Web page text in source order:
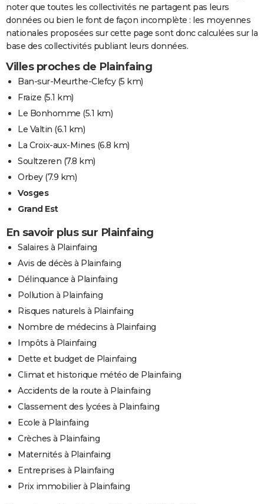
noter que toutes les collectivités ne partagent pas leurs
données ou bien le font de façon incomplète : les moyennes
nationales proposées sur cette page sont donc calculées sur la
base des collectivités publiant leurs données.
Villes proches de Plainfaing
Ban-sur-Meurthe-Clefcy(5 km)
Fraize (5.1 km)
Le Bonhomme (5.1 km)
Le Valtin (6.1 km)
La Croix-aux-Mines (6.8 km)
Soultzeren (7.8 km)
Orbey(7.9 km)
Vosges
Grand Est
En savoir plus sur Plainfaing
Salaires à Plainfaing
Avis de décès à Plainfaing
Délinquance à Plainfaing
Pollution à Plainfaing
Risques naturels à Plainfaing
Nombre de médecins à Plainfaing
Impôts à Plainfaing
Dette et budget de Plainfaing
Climat et historique météo de Plainfaing
Accidents de la route à Plainfaing
Classement des lycées à Plainfaing
Ecole à Plainfaing
Crèches à Plainfaing
Maternités à Plainfaing
Entreprises à Plainfaing
Prix immobilier à Plainfaing